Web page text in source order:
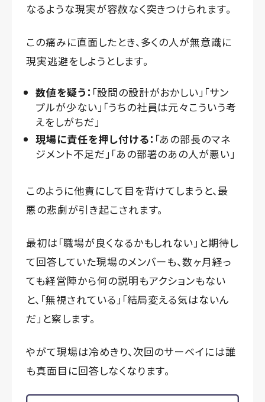
なるような現実が容赦なく突きつけられます。
この痛みに直面したとき、多くの人が無意識に
現実逃避をしようとします。
数値を疑う： 「設問の設計がおかしい」「サン
プルが少ない」「うちの社員は元々こういう考
えをしがちだ」
現場に責任を押し付ける： 「あの部長のマネ
ジメント不足だ」「あの部署のあの人が悪い」
このように他責にして目を背けてしまうと、最
悪の悲劇が引き起こされます。
最初は「職場が良くなるかもしれない」と期待し
て回答していた現場のメンバーも、数ヶ月経っ
ても経営陣から何の説明もアクションもない
と、「無視されている」「結局変える気はないん
だ」と察します。
やがて現場は冷めきり、次回のサーベイには誰
も真面目に回答しなくなります。